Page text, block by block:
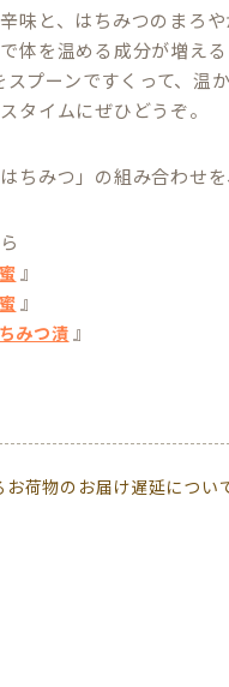
味と、はちみつのまろ
体を温める成分が増える
スプーンですくって、温
タイムにぜひどうぞ。
ちみつ」の組み合わせを
』
』
みつ漬 』
荷物のお届け遅延につい